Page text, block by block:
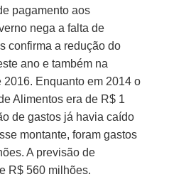
pagamento aos
nega a falta de
confirma a redução do
ano e também na
Enquanto em 2014 o
Alimentos era de R$ 1
de gastos já havia caído
montante, foram gastos
A previsão de
R$ 560 milhões.